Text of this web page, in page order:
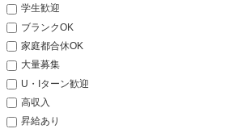
学生歓迎
ブランクOK
家庭都合休OK
大量募集
U・Iターン歓迎
高収入
昇給あり